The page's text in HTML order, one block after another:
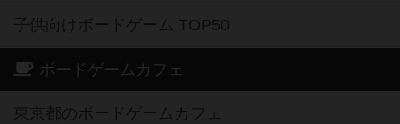
子供向けボードゲーム TOP50
ボードゲームカフェ
東京都のボードゲームカフェ